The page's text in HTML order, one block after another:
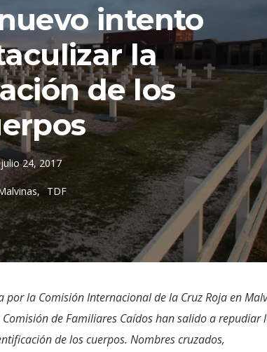
intento
la
de los
julio 24, 2017
TDF
la Comisión Internacional de la Cruz Roja en
de Familiares Caídos han salido a repudiar
de los cuerpos. Nombres cruzados,